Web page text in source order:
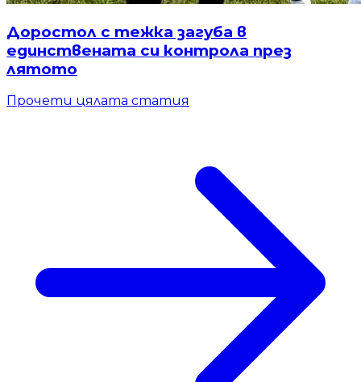
Доростол с тежка загуба в
единствената си контрола през
лятото
Прочети цялата статия